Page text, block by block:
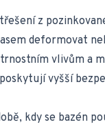
z
deformovat
vlivům a
vyšší
kdy se bazén